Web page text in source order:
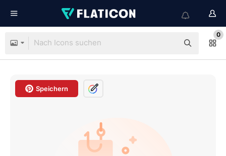
0
Speichern